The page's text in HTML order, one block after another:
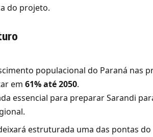
do projeto.
populacional do Paraná nas
em61% até 2050.
essencial para preparar Sarandi
estruturada uma das pontas